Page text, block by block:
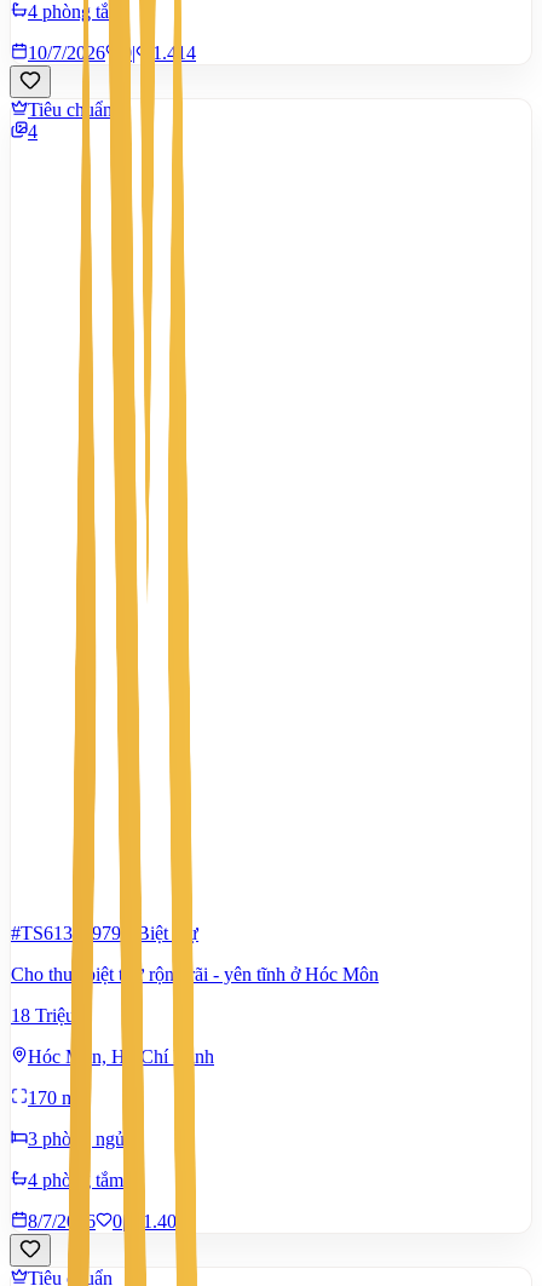
4 phòng tắm
10/7/2026
0| 1.414
Tiêu chuẩn
4
#TS61351979
Biệt thự
Cho thuê biệt thự rộng rãi - yên tĩnh ở Hóc Môn
18 Triệu
Hóc Môn, Hồ Chí Minh
170 m²
3 phòng ngủ
4 phòng tắm
8/7/2026
0| 1.401
Tiêu chuẩn